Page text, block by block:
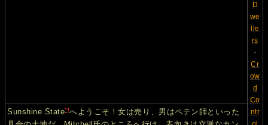
D
we
lle
rs
・
Cr
ow
d
Co
ntr
Sunshine State*1へようこそ！女は売り、男はペテン師といった